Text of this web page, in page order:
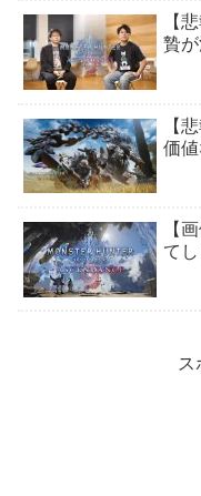
【
贄
【
価
【
てし
ス